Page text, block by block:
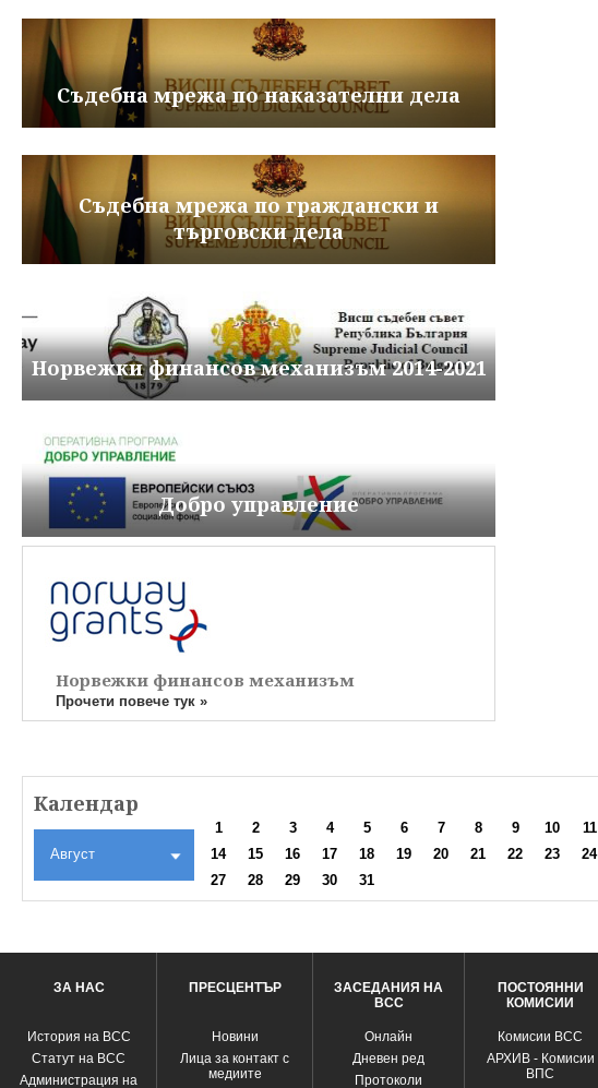
Съдебна мрежа по наказателни дела
Съдебна мрежа по граждански и
търговски дела
Норвежки финансов механизъм 2014-2021
Добро управление
Норвежки финансов механизъм
Прочети повече тук »
Календар
Август
1 2 3 4 5 6 7 8 9 10 11
14
15 16 17 18 19 20 21 22 23 24
27
28 29 30 31
ЗА НАС
История на ВСС
Статут на ВСС
Администрация на
ПРЕСЦЕНТЪР
Новини
Лица за контакт с
медиите
ЗАСЕДАНИЯ НА
ВСС
Oнлайн
Дневен ред
Протоколи
ПОСТОЯННИ
КОМИСИИ
Комисии ВСС
АРХИВ - Комисии
ВПС